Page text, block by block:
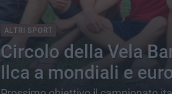
ALTRI SPORT
Circolo della Vela
Ilca a mondiali e